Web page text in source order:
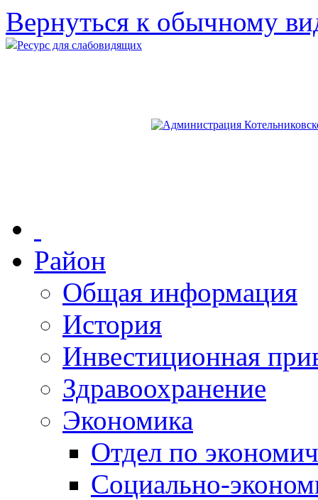
Вернуться к обычному
Ресурс для слабовидящих
Район
Общая информация
История
Инвестиционная
Здравоохранение
Экономика
Отдел по
Социально-